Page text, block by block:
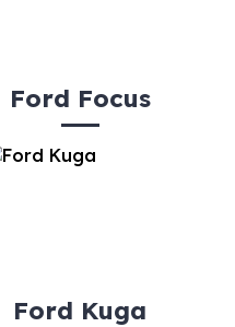
Ford Focus
Ford Kuga